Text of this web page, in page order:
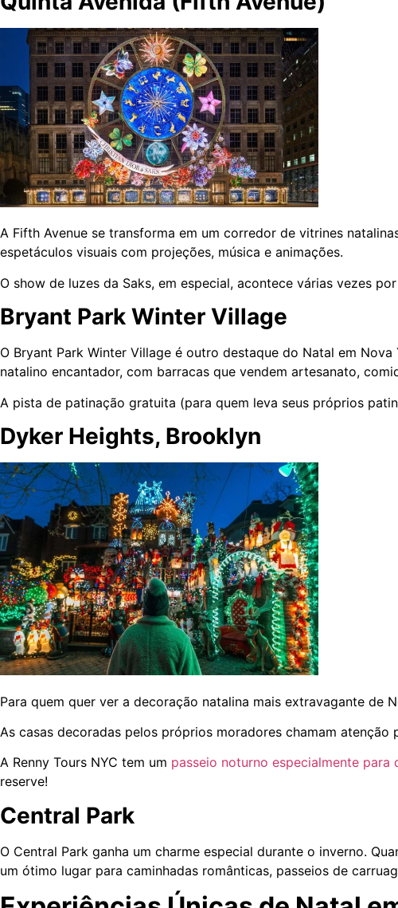
A Fifth Avenue se transforma em um corredor de vitrines
espetáculos visuais com projeções, música e animações.
O show de luzes da Saks, em especial, acontece várias vezes
Bryant Park Winter Village
O Bryant Park Winter Village é outro destaque do Natal em
natalino encantador, com barracas que vendem artesanato,
A pista de patinação gratuita (para quem leva seus próprios
Dyker Heights, Brooklyn
Para quem quer ver a decoração natalina mais extravagante de
As casas decoradas pelos próprios moradores chamam
A Renny Tours NYC tem um passeio noturno especialmente
reserve!
Central Park
O Central Park ganha um charme especial durante o inverno.
um ótimo lugar para caminhadas românticas, passeios de